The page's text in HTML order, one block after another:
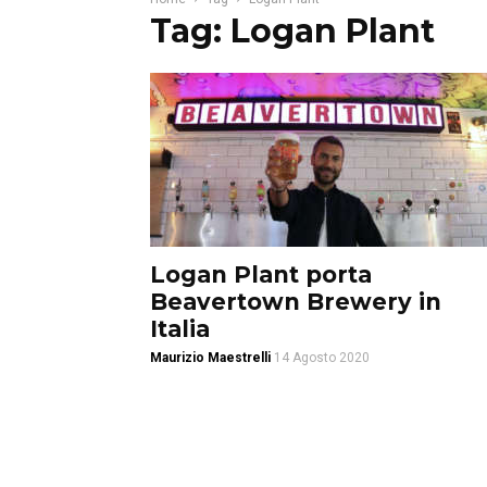
Tag: Logan Plant
Logan Plant porta
Beavertown Brewery in
Italia
Maurizio Maestrelli 14 Agosto 2020